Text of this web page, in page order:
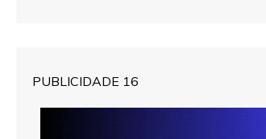
PUBLICIDADE 16